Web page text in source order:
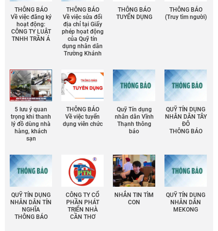
THÔNG BÁO
Về việc đăng ký
hoạt động:
CÔNG TY LUẬT
TNHH TRẦN Á
THÔNG BÁO
Về việc sửa đổi
địa chỉ tại Giấy
phép họat động
của Quỹ tín
dụng nhân dân
Trường Khánh
THÔNG BÁO
TUYỂN DỤNG
THÔNG BÁO
(Truy tìm người)
5 lưu ý quan
trọng khi thanh
lý đồ dùng nhà
hàng, khách
sạn
THÔNG BÁO
Về việc tuyển
dụng viên chức
Quỹ Tín dụng
nhân dân Vĩnh
Thạnh thông
báo
QUỸ TÍN DỤNG
NHÂN DÂN TÂY
ĐÔ
THÔNG BÁO
QUỸ TÍN DỤNG
NHÂN DÂN TÍN
NGHĨA
THÔNG BÁO
CÔNG TY CỔ
PHẦN PHÁT
TRIỂN NHÀ
CẦN THƠ
NHẮN TIN TÌM
CON
QUỸ TÍN DỤNG
NHÂN DÂN
MEKONG